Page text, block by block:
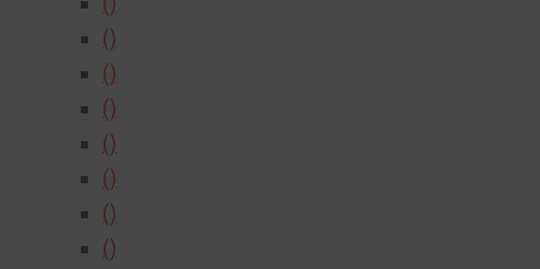
()
()
()
()
()
()
()